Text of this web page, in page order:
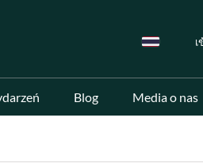
Blog Media o nas